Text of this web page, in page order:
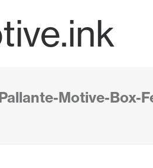
Motive-Box-